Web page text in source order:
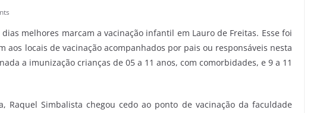
melhores marcam a vacinação infantil em Lauro de Freitas. Esse foi
aos locais de vacinação acompanhados por pais ou responsáveis nesta
a imunização crianças de 05 a 11 anos, com comorbidades, e 9 a 11
Raquel Simbalista chegou cedo ao ponto de vacinação da faculdade